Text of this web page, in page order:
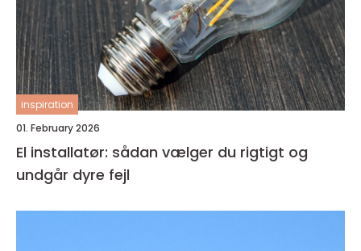
inspiration
01. February 2026
El installatør: sådan vælger du rigtigt og
undgår dyre fejl